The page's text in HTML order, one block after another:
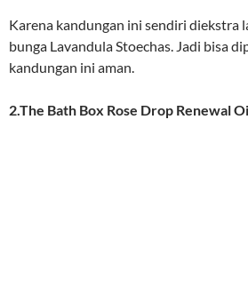
Karena kandungan ini sendiri diekstra
bunga Lavandula Stoechas. Jadi bisa
kandungan ini aman.
2.The Bath Box Rose Drop Renewal